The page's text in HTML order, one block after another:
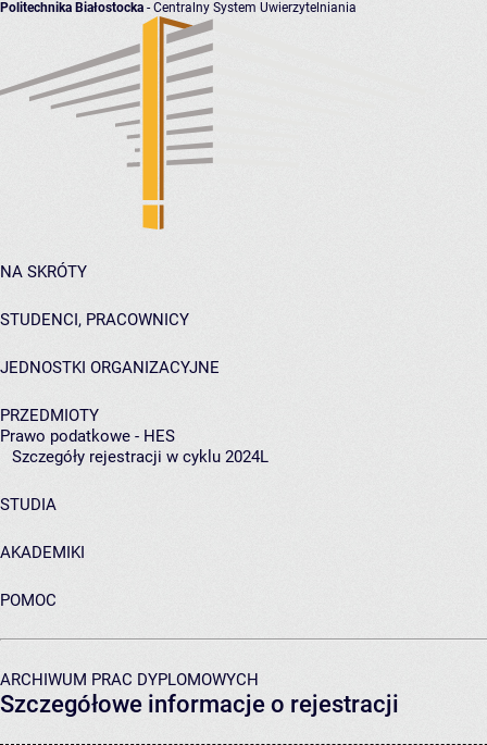
Politechnika Białostocka - Centralny System Uwierzytelniania
NA SKRÓTY
STUDENCI, PRACOWNICY
JEDNOSTKI ORGANIZACYJNE
PRZEDMIOTY
Prawo podatkowe - HES
Szczegóły rejestracji w cyklu 2024L
STUDIA
AKADEMIKI
POMOC
ARCHIWUM PRAC DYPLOMOWYCH
Szczegółowe informacje o rejestracji